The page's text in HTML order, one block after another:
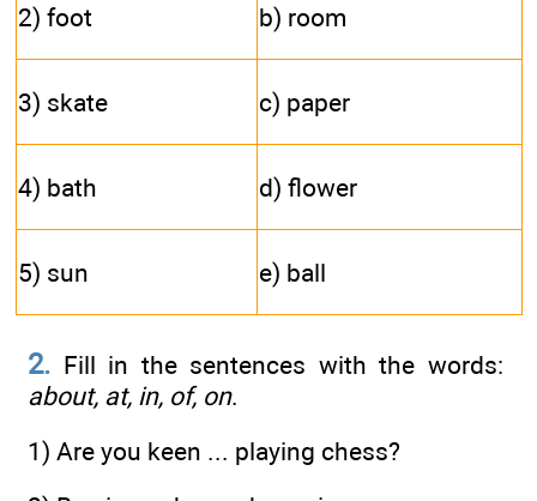
2) foot b) room
3) skate c) paper
4) bath d) flower
5) sun e) ball
2. Fill in the sentences with the words:
about, at, in, of, on.
1) Are you keen ... playing chess?